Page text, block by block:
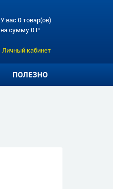
У вас 0 товар(ов)
на сумму0 Р
Личный кабинет
ПОЛЕЗНО